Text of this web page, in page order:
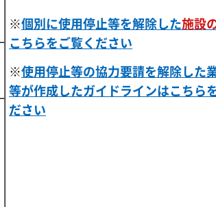
※個別に使用停止等を解除した施設
こちらをご覧ください
※使用停止等の協力要請を解除した
等が作成したガイドラインはこちら
ださい